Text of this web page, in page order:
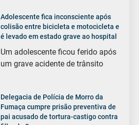
Adolescente fica inconsciente após
colisão entre bicicleta e motocicleta e
é levado em estado grave ao hospital
Um adolescente ficou ferido após
um grave acidente de trânsito
Delegacia de Polícia de Morro da
Fumaça cumpre prisão preventiva de
pai acusado de tortura-castigo contra